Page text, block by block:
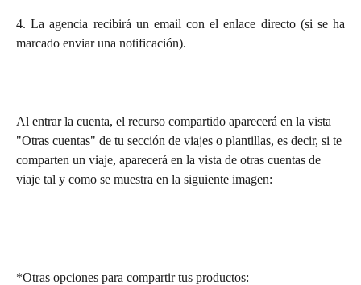
4. La agencia recibirá un email con el enlace directo (si se ha
marcado enviar una notificación).
Al entrar la cuenta, el recurso compartido aparecerá en la vista
"Otras cuentas" de tu sección de viajes o plantillas, es decir, si te
comparten un viaje, aparecerá en la vista de otras cuentas de
viaje tal y como se muestra en la siguiente imagen:
*Otras opciones para compartir tus productos: